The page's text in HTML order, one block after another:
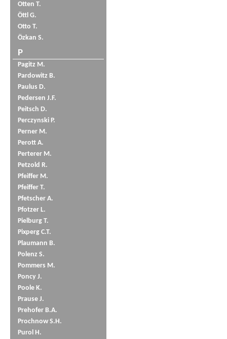
Otten T.
Öttl G.
Otto T.
Özkan S.
P
Pagitz M.
Pardowitz B.
Paulus D.
Pedersen J.F.
Peitsch D.
Perczynski P.
Perner M.
Perott A.
Perterer M.
Petzold R.
Pfeiffer M.
Pfeiffer T.
Pfetscher A.
Pfotzer L.
Pielburg T.
Pixperg C.T.
Plaumann B.
Polenz S.
Pommers M.
Poncy J.
Poole K.
Prause J.
Prehofer B.A.
Prochnow S.H.
Purol H.